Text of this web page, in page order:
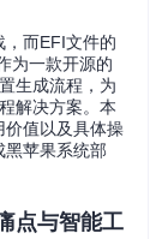
而EFI文件的
为一款开源的
生成流程，为
解决方案。本
价值以及具体操
黑苹果系统部
点与智能工